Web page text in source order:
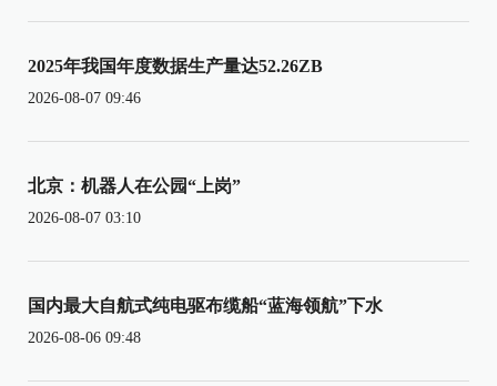
2025年我国年度数据生产量达52.26ZB
2026-08-07 09:46
北京：机器人在公园“上岗”
2026-08-07 03:10
国内最大自航式纯电驱布缆船“蓝海领航”下水
2026-08-06 09:48